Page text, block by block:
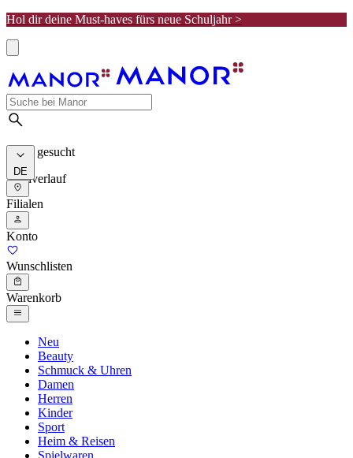
Hol dir deine Must-haves fürs neue Schuljahr >
Meist gesucht
Suchverlauf
DE
Filialen
Konto
Wunschlisten
Warenkorb
Neu
Beauty
Schmuck & Uhren
Damen
Herren
Kinder
Sport
Heim & Reisen